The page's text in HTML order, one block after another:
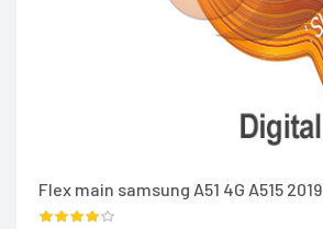
Flex main samsung A51 4G A515 2019